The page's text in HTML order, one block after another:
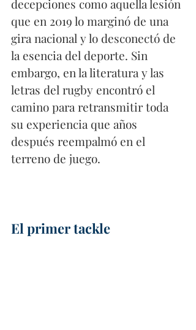
decepciones como aquella lesión
que en 2019 lo marginó de una
gira nacional y lo desconectó de
la esencia del deporte. Sin
embargo, en la literatura y las
letras del rugby encontró el
camino para retransmitir toda
su experiencia que años
después reempalmó en el
terreno de juego.
El primer tackle